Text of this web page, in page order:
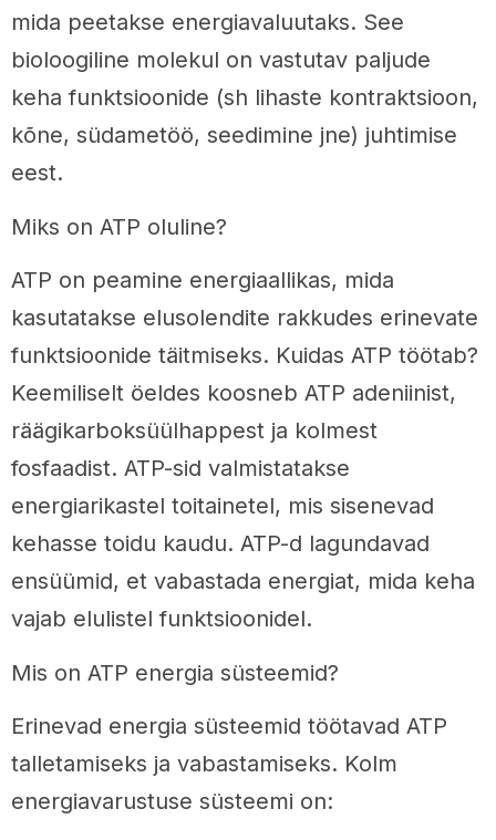
mida peetakse energiavaluutaks. See
bioloogiline molekul on vastutav paljude
keha funktsioonide (sh lihaste kontraktsioon,
kõne, südametöö, seedimine jne) juhtimise
eest.
Miks on ATP oluline?
ATP on peamine energiaallikas, mida
kasutatakse elusolendite rakkudes erinevate
funktsioonide täitmiseks. Kuidas ATP töötab?
Keemiliselt öeldes koosneb ATP adeniinist,
räägikarboksüülhappest ja kolmest
fosfaadist. ATP-sid valmistatakse
energiarikastel toitainetel, mis sisenevad
kehasse toidu kaudu. ATP-d lagundavad
ensüümid, et vabastada energiat, mida keha
vajab elulistel funktsioonidel.
Mis on ATP energia süsteemid?
Erinevad energia süsteemid töötavad ATP
talletamiseks ja vabastamiseks. Kolm
energiavarustuse süsteemi on: